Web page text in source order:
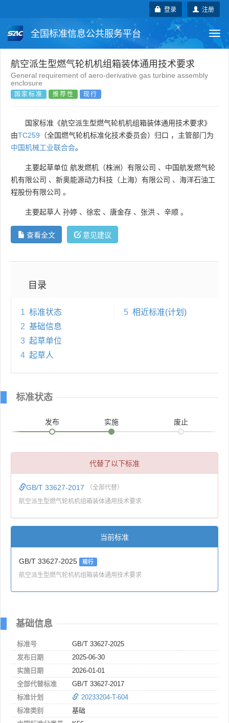
注册
登录
全国标准信息公共服务平台
国家标准 行业标准 地方标准
团体标准
航空派生型燃气轮机机组箱装体通用技术要求
General requirement of aero-derivative gas turbine assembly
enclosure
国家标准 推荐性 现行
国家标准《航空派生型燃气轮机机组箱装体通用技术要求》
由TC259 （全国燃气轮机标准化技术委员会）归口 ，主管部门为
中国机械工业联合会。
主要起草单位 航发燃机（株洲）有限公司 、 中国航发燃气轮
机有限公司 、 新奥能源动力科技（上海）有限公司 、 海洋石油工
程股份有限公司 。
主要起草人 孙婷 、 徐宏 、 唐金存 、 张洪 、 辛顺 。
查看全文 意见建议
目录
1 标准状态
2 基础信息
3 起草单位
4 起草人
5 相近标准(计划)
标准状态
发布 实施 废止
代替了以下标准
GB/T 33627-2017 （全部代替）
航空派生型燃气轮机机组箱装体通用技术要求
当前标准
GB/T 33627-2025 现行
航空派生型燃气轮机机组箱装体通用技术要求
基础信息
标准号
GB/T 33627-2025
发布日期
2025-06-30
实施日期
2026-01-01
全部代替标准
GB/T 33627-2017
标准计划
20233204-T-604
标准类别
基础